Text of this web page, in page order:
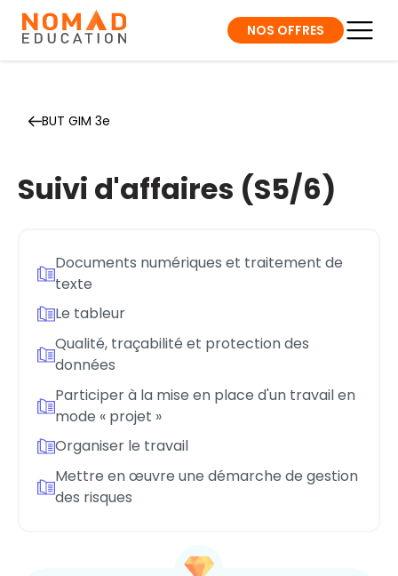
NOS OFFRES
BUT GIM 3e
Suivi d'affaires (S5/6)
Documents numériques et traitement de
texte
Le tableur
Qualité, traçabilité et protection des
données
Participer à la mise en place d'un travail en
mode « projet »
Organiser le travail
Mettre en œuvre une démarche de gestion
des risques